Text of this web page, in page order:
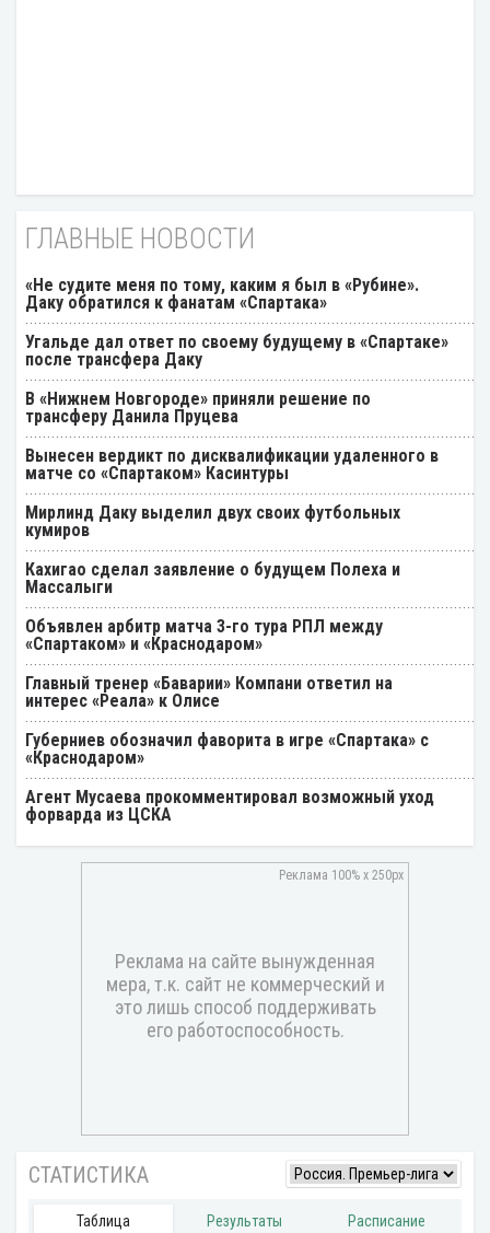
ГЛАВНЫЕ НОВОСТИ
«Не судите меня по тому, каким я был в «Рубине».
Даку обратился к фанатам «Спартака»
Угальде дал ответ по своему будущему в «Спартаке»
после трансфера Даку
В «Нижнем Новгороде» приняли решение по
трансферу Данила Пруцева
Вынесен вердикт по дисквалификации удаленного в
матче со «Спартаком» Касинтуры
Мирлинд Даку выделил двух своих футбольных
кумиров
Кахигао сделал заявление о будущем Полеха и
Массалыги
Объявлен арбитр матча 3-го тура РПЛ между
«Спартаком» и «Краснодаром»
Главный тренер «Баварии» Компани ответил на
интерес «Реала» к Олисе
Губерниев обозначил фаворита в игре «Спартака» с
«Краснодаром»
Агент Мусаева прокомментировал возможный уход
форварда из ЦСКА